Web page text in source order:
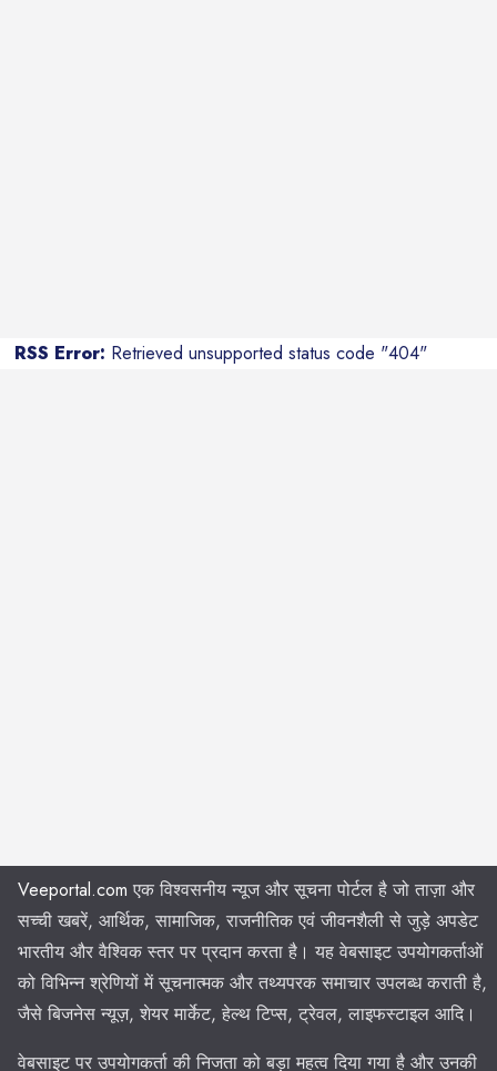
RSS Error: Retrieved unsupported status code "404"
Veeportal.com एक विश्वसनीय न्यूज और सूचना पोर्टल है जो ताज़ा और
सच्ची खबरें, आर्थिक, सामाजिक, राजनीतिक एवं जीवनशैली से जुड़े अपडेट
भारतीय और वैश्विक स्तर पर प्रदान करता है। यह वेबसाइट उपयोगकर्ताओं
को विभिन्न श्रेणियों में सूचनात्मक और तथ्यपरक समाचार उपलब्ध कराती है,
जैसे बिजनेस न्यूज़, शेयर मार्केट, हेल्थ टिप्स, ट्रेवल, लाइफस्टाइल आदि।
वेबसाइट पर उपयोगकर्ता की निजता को बड़ा महत्व दिया गया है और उनकी